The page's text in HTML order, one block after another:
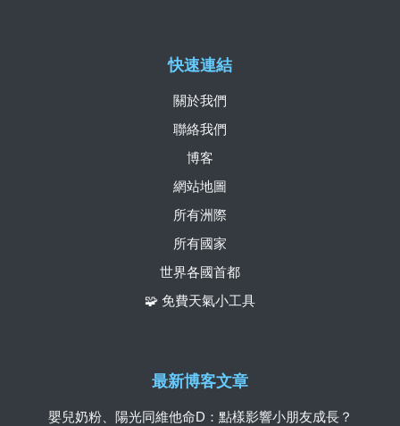
快速連結
關於我們
聯絡我們
博客
網站地圖
所有洲際
所有國家
世界各國首都
🧩 免費天氣小工具
最新博客文章
嬰兒奶粉、陽光同維他命D：點樣影響小朋友成長？